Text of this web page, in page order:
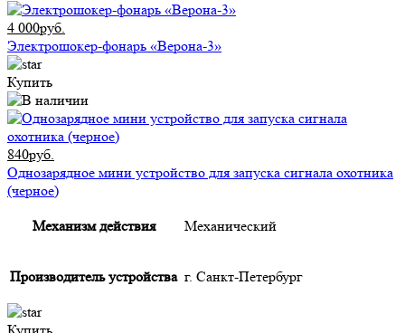
4 000руб.
Электрошокер-фонарь «Верона-3»
Купить
840руб.
Однозарядное мини устройство для запуска сигнала охотника
(черное)
Механизм действия Механический
Производитель устройства г. Санкт-Петербург